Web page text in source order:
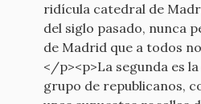
ridícula catedral de
del siglo pasado, nunca
de Madrid que a todos
</p><p>La segunda es
grupo de republicanos,